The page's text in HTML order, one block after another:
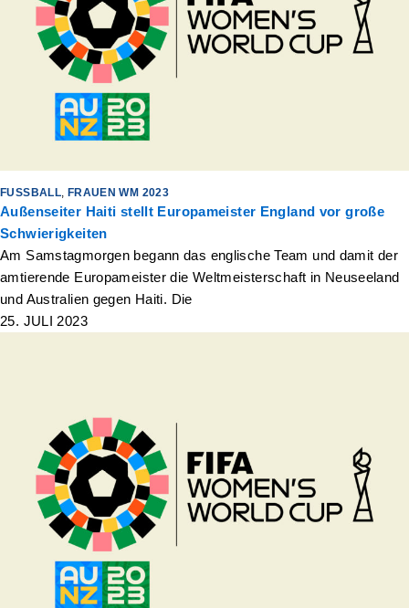
FUSSBALL , FRAUEN WM 2023
Außenseiter Haiti stellt Europameister England vor große
Schwierigkeiten
Am Samstagmorgen begann das englische Team und damit der
amtierende Europameister die Weltmeisterschaft in Neuseeland
und Australien gegen Haiti. Die
25. JULI 2023